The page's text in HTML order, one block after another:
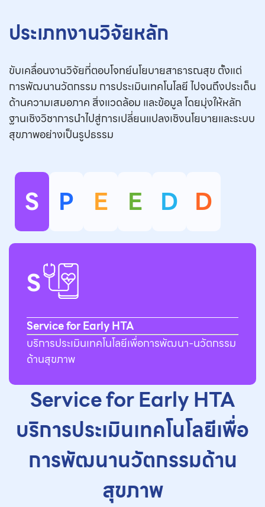
ประเภทงานวิจัยหลัก
ขับเคลื่อนงานวิจัยที่ตอบโจทย์นโยบายสาธารณสุข ตั้งแต่
การพัฒนานวัตกรรม การประเมินเทคโนโลยี ไปจนถึงประเด็น
ด้านความเสมอภาค สิ่งแวดล้อม และข้อมูล โดยมุ่งให้หลัก
ฐานเชิงวิชาการนำไปสู่การเปลี่ยนแปลงเชิงนโยบายและระบบ
สุขภาพอย่างเป็นรูปธรรม
S P E E D D
S
Service for Early HTA
บริการประเมินเทคโนโลยีเพื่อการพัฒนา-นวัตกรรม
ด้านสุขภาพ
Service for Early HTA
บริการประเมินเทคโนโลยีเพื่อ
การพัฒนานวัตกรรมด้าน
สุขภาพ